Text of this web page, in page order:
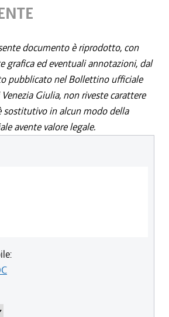
documento è riprodotto, con
grafica ed eventuali annotazioni, dal
pubblicato nel Bollettino ufficiale
Giulia, non riveste carattere
sostitutivo in alcun modo della
avente valore legale.